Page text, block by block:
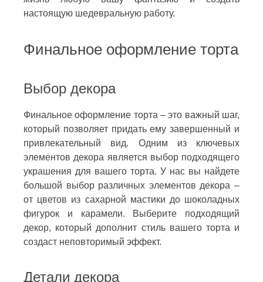
настоящую шедевральную работу.
Финальное оформление торта
Выбор декора
Финальное оформление торта – это важный шаг,
который позволяет придать ему завершенный и
привлекательный вид. Одним из ключевых
элементов декора является выбор подходящего
украшения для вашего торта. У нас вы найдете
большой выбор различных элементов декора –
от цветов из сахарной мастики до шоколадных
фигурок и карамели. Выберите подходящий
декор, который дополнит стиль вашего торта и
создаст неповторимый эффект.
Детали декора